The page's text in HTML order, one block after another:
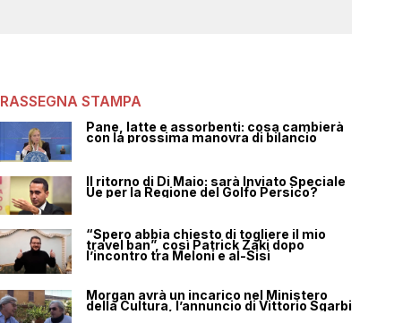
RASSEGNA STAMPA
Pane, latte e assorbenti: cosa cambierà
con la prossima manovra di bilancio
Il ritorno di Di Maio: sarà Inviato Speciale
Ue per la Regione del Golfo Persico?
“Spero abbia chiesto di togliere il mio
travel ban”, così Patrick Zaki dopo
l’incontro tra Meloni e al-Sisi
Morgan avrà un incarico nel Ministero
della Cultura, l’annuncio di Vittorio Sgarbi